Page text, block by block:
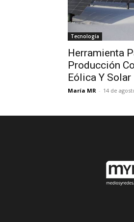
Tecnología
Herramienta
Producción
Eólica Y Solar
María MR - 14 de